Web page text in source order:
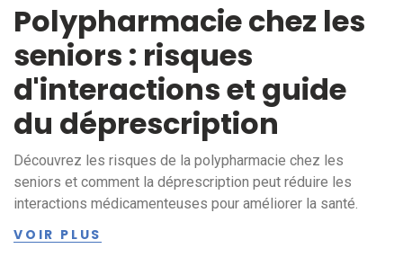
Polypharmacie chez les
seniors : risques
d'interactions et guide
du déprescription
Découvrez les risques de la polypharmacie chez les
seniors et comment la déprescription peut réduire les
interactions médicamenteuses pour améliorer la santé.
VOIR PLUS